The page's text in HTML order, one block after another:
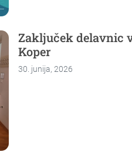
Zaključek delavnic
Koper
30. junija, 2026